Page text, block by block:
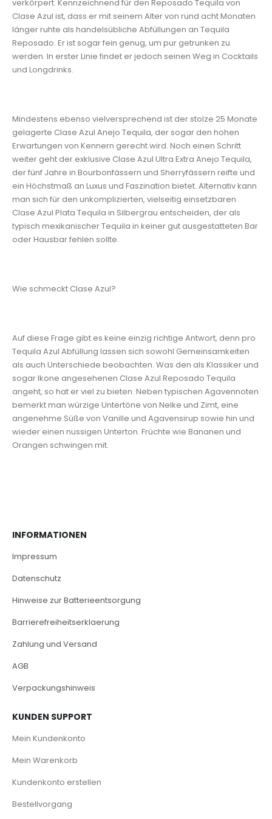
verkörpert. Kennzeichnend für den Reposado Tequila von
Clase Azul ist, dass er mit seinem Alter von rund acht Monaten
länger ruhte als handelsübliche Abfüllungen an Tequila
Reposado. Er ist sogar fein genug, um pur getrunken zu
werden. In erster Linie findet er jedoch seinen Weg in Cocktails
und Longdrinks.
Mindestens ebenso vielversprechend ist der stolze 25 Monate
gelagerte Clase Azul Anejo Tequila, der sogar den hohen
Erwartungen von Kennern gerecht wird. Noch einen Schritt
weiter geht der exklusive Clase Azul Ultra Extra Anejo Tequila,
der fünf Jahre in Bourbonfässern und Sherryfässern reifte und
ein Höchstmaß an Luxus und Faszination bietet. Alternativ kann
man sich für den unkomplizierten, vielseitig einsetzbaren
Clase Azul Plata Tequila in Silbergrau entscheiden, der als
typisch mexikanischer Tequila in keiner gut ausgestatteten Bar
oder Hausbar fehlen sollte.
Wie schmeckt Clase Azul?
Auf diese Frage gibt es keine einzig richtige Antwort, denn pro
Tequila Azul Abfüllung lassen sich sowohl Gemeinsamkeiten
als auch Unterschiede beobachten. Was den als Klassiker und
sogar Ikone angesehenen Clase Azul Reposado Tequila
angeht, so hat er viel zu bieten. Neben typischen Agavennoten
bemerkt man würzige Untertöne von Nelke und Zimt, eine
angenehme Süße von Vanille und Agavensirup sowie hin und
wieder einen nussigen Unterton. Früchte wie Bananen und
Orangen schwingen mit.
INFORMATIONEN
Impressum
Datenschutz
Hinweise zur Batterieentsorgung
Barrierefreiheitserklaerung
Zahlung und Versand
AGB
Verpackungshinweis
KUNDEN SUPPORT
Mein Kundenkonto
Mein Warenkorb
Kundenkonto erstellen
Bestellvorgang